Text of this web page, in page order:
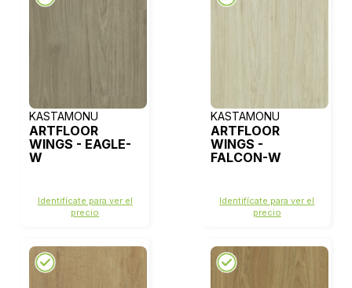
KASTAMONU
ARTFLOOR
WINGS - EAGLE-
W
Identifícate para ver el
precio
KASTAMONU
ARTFLOOR
WINGS -
FALCON-W
Identifícate para ver el
precio